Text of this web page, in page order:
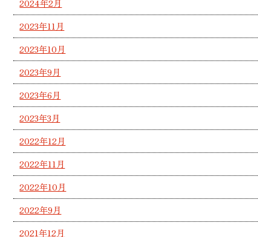
2024年2月
2023年11月
2023年10月
2023年9月
2023年6月
2023年3月
2022年12月
2022年11月
2022年10月
2022年9月
2021年12月